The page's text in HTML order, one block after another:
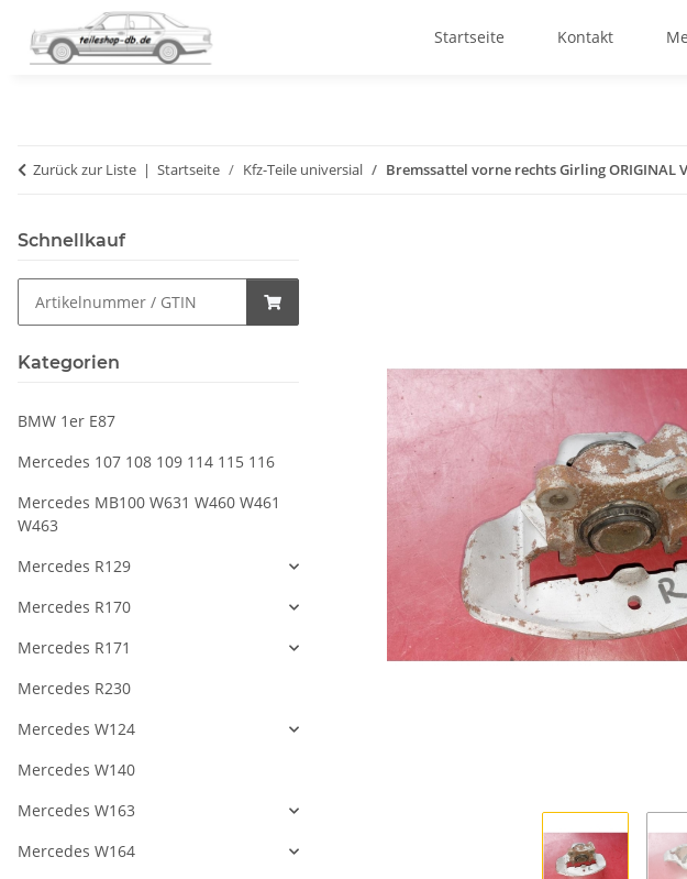
Startseite Kontakt
Zurück zur Liste Startseite Kfz-Teile universial Bremssattel vorne rechts Girling ORIGINAL
Schnellkauf
Kategorien
BMW 1er E87
Mercedes 107 108 109 114 115 116
Mercedes MB100 W631 W460 W461
W463
Mercedes R129
Mercedes R170
Mercedes R171
Mercedes R230
Mercedes W124
Mercedes W140
Mercedes W163
Mercedes W164